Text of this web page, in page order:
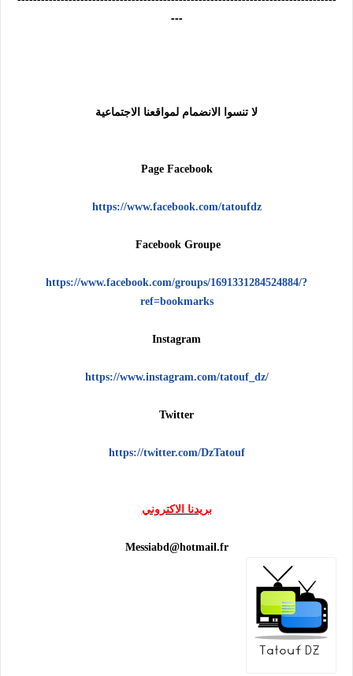
---
لا تنسوا الانضمام لمواقعنا الاجتماعية
Page Facebook
https://www.facebook.com/tatoufdz
Facebook Groupe
https://www.facebook.com/groups/1691331284524884/?
ref=bookmarks
Instagram
https://www.instagram.com/tatouf_dz/
Twitter
https://twitter.com/DzTatouf
بريدنا الاكتروني
Messiabd@hotmail.fr